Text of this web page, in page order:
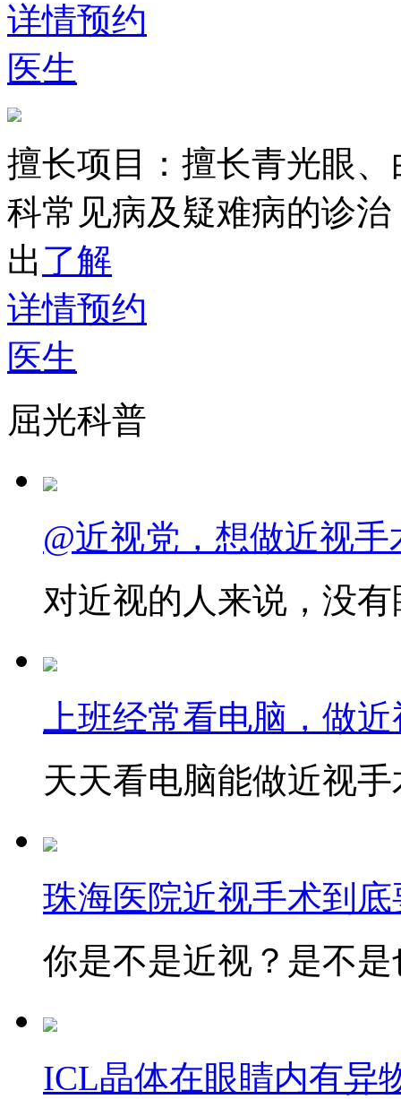
详情预约
医生
擅长项目： 擅长青光眼
科常见病及疑难病的诊
出 了解
详情预约
医生
屈光科普
@近视党，想做近视
对近视的人来说，没
上班经常看电脑，做
天天看电脑能做近视
珠海医院近视手术到
你是不是近视？是不
ICL晶体在眼睛内有异